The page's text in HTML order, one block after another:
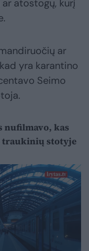
atostogų, kurį
ar
yra karantino
Seimo
nufilmavo, kas
traukinių stotyje